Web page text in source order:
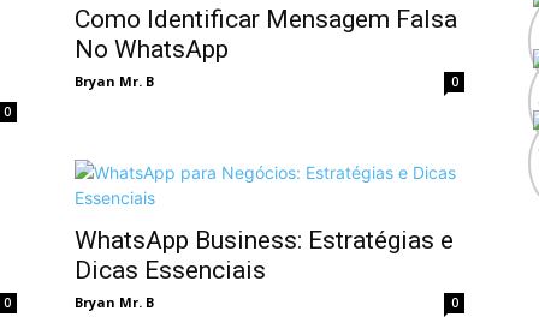
0
Como Identificar Mensagem Falsa
No WhatsApp
Bryan Mr. B 0
0
WhatsApp Business: Estratégias e
Dicas Essenciais
Bryan Mr. B 0